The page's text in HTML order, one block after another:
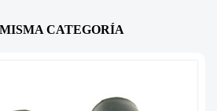
CATEGORÍA